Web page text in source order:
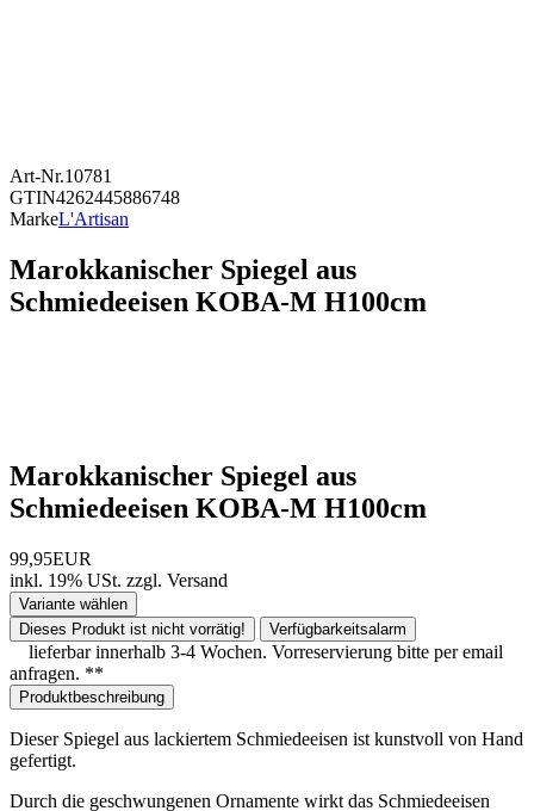
Art-Nr.10781
GTIN4262445886748
MarkeL'Artisan
Marokkanischer Spiegel aus
Schmiedeeisen KOBA-M H100cm
Marokkanischer Spiegel aus
Schmiedeeisen KOBA-M H100cm
99,95EUR
inkl. 19% USt. zzgl. Versand
Variante wählen
Dieses Produkt ist nicht vorrätig!
Verfügbarkeitsalarm
lieferbar innerhalb 3-4 Wochen. Vorreservierung bitte per email
anfragen. **
Produktbeschreibung
Dieser Spiegel aus lackiertem Schmiedeeisen ist kunstvoll von Hand
gefertigt.
Durch die geschwungenen Ornamente wirkt das Schmiedeeisen